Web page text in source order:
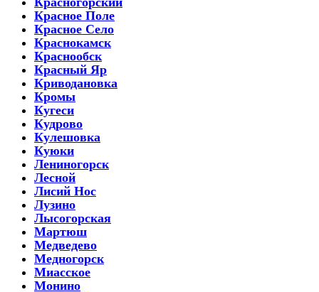
Красное Поле
Красное Село
Краснокамск
Краснообск
Красный Яр
Криводановка
Кромы
Кугеси
Кудрово
Кулешовка
Куюки
Лениногорск
Лесной
Лисий Нос
Лузино
Лысогорская
Мартюш
Медведево
Медногорск
Миасское
Монино